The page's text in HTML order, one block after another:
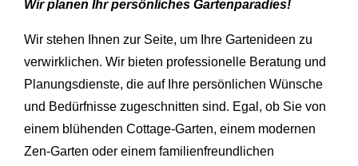
Wir planen Ihr persönliches Gartenparadies!
Wir stehen Ihnen zur Seite, um Ihre Gartenideen zu
verwirklichen. Wir bieten professionelle Beratung und
Planungsdienste, die auf Ihre persönlichen Wünsche
und Bedürfnisse zugeschnitten sind. Egal, ob Sie von
einem blühenden Cottage-Garten, einem modernen
Zen-Garten oder einem familienfreundlichen